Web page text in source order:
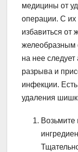
медицины от
операции. С
избавиться от
желеобразным
на нее следует
разрыва и
инфекции.
удаления
Возьмите